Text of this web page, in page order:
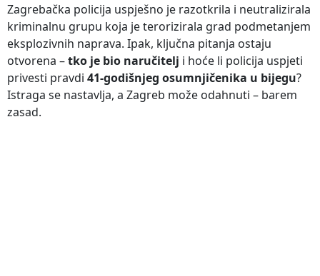
Zagrebačka policija uspješno je razotkrila i neutralizirala
kriminalnu grupu koja je terorizirala grad podmetanjem
eksplozivnih naprava. Ipak, ključna pitanja ostaju
otvorena –tko je bio naručitelj i hoće li policija uspjeti
privesti pravdi 41-godišnjeg osumnjičenika u bijegu?
Istraga se nastavlja, a Zagreb može odahnuti – barem
zasad.